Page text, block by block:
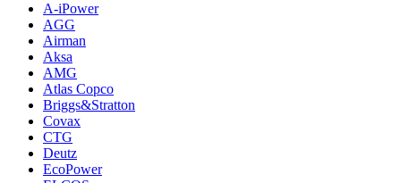
A-iPower
AGG
Airman
Aksa
AMG
Atlas Copco
Briggs&Stratton
Covax
CTG
Deutz
EcoPower